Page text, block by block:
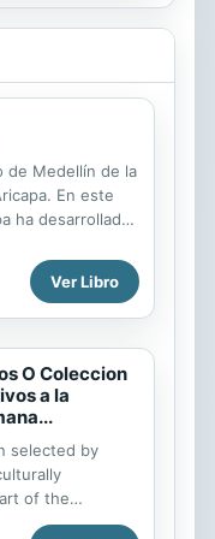
de Medellín de la
En este
ha desarrollado
visuales y
y
más
hostil, en la cual
por
historias una
la marginalidad,
también es el
una raza
Ver Libro
O Coleccion
a la
selected by
of the
civilization as we